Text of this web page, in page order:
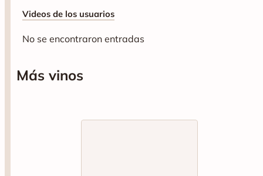
Videos de los usuarios
No se encontraron entradas
Más vinos